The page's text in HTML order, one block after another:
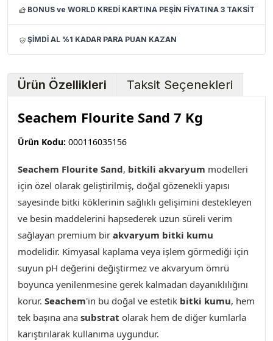
BONUS ve WORLD KREDİ KARTINA PEŞİN FİYATINA 3 TAKSİT
ŞİMDİ AL %1 KADAR PARA PUAN KAZAN
Ürün Özellikleri Taksit Seçenekleri
Seachem Flourite Sand 7 Kg
Ürün Kodu: 000116035156
Seachem Flourite Sand, bitkili akvaryum modelleri
için özel olarak geliştirilmiş, doğal gözenekli yapısı
sayesinde bitki köklerinin sağlıklı gelişimini destekleyen
ve besin maddelerini hapsederek uzun süreli verim
sağlayan premium bir akvaryum bitki kumu
modelidir. Kimyasal kaplama veya işlem görmediği için
suyun pH değerini değiştirmez ve akvaryum ömrü
boyunca yenilenmesine gerek kalmadan dayanıklılığını
korur. Seachem'in bu doğal ve estetik bitki kumu, hem
tek başına ana substrat olarak hem de diğer kumlarla
karıştırılarak kullanıma uygundur.